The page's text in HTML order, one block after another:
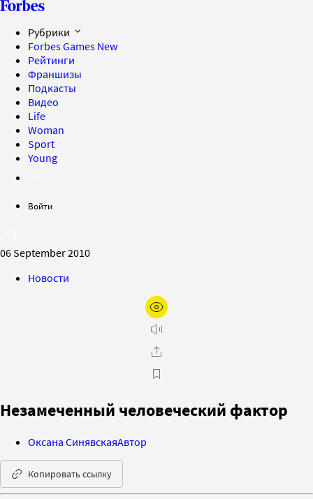
Рубрики
Forbes Games New
Рейтинги
Франшизы
Подкасты
Видео
Life
Woman
Sport
Young
Войти
06 September 2010
Новости
Незамеченный человеческий фактор
Оксана СинявскаяАвтор
Копировать ссылку